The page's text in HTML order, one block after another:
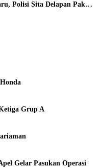
Polisi Sita Delapan Paket
Grup A
Gelar Pasukan Operasi